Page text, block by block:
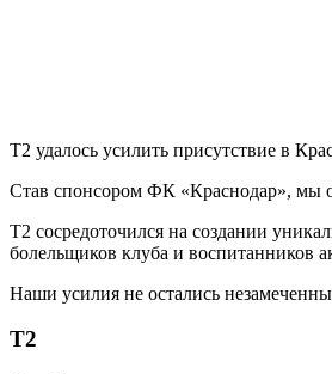
T2 удалось усилить присутствие в
Став спонсором ФК «Краснодар», мы
T2 сосредоточился на создании
болельщиков клуба и воспитанников
Наши усилия не остались
Т2